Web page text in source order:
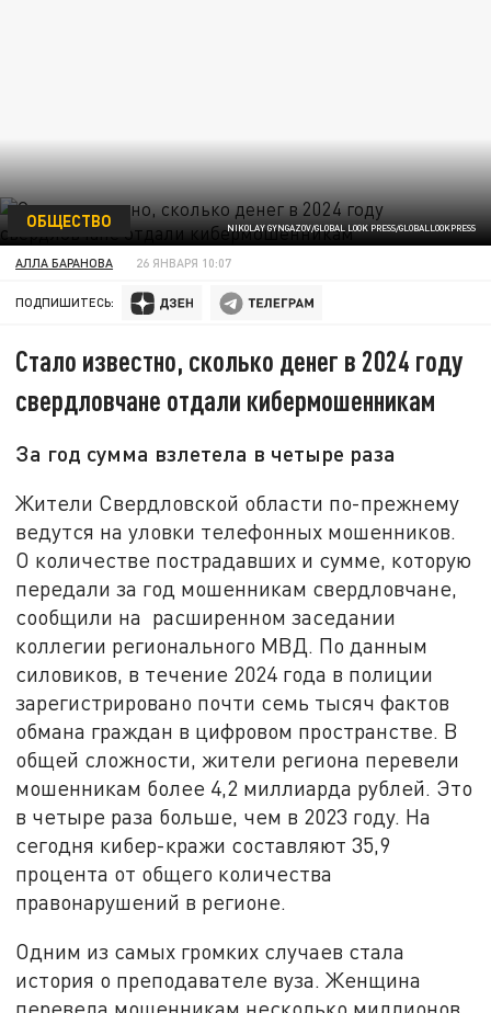
NIKOLAY GYNGAZOV/GLOBAL LOOK PRESS/GLOBALLOOKPRESS
ОБЩЕСТВО
АЛЛА БАРАНОВА 26 ЯНВАРЯ 10:07
ПОДПИШИТЕСЬ:
Стало известно, сколько денег в 2024 году
свердловчане отдали кибермошенникам
За год сумма взлетела в четыре раза
Жители Свердловской области по-прежнему
ведутся на уловки телефонных мошенников.
О количестве пострадавших и сумме, которую
передали за год мошенникам свердловчане,
сообщили на расширенном заседании
коллегии регионального МВД. По данным
силовиков, в течение 2024 года в полиции
зарегистрировано почти семь тысяч фактов
обмана граждан в цифровом пространстве. В
общей сложности, жители региона перевели
мошенникам более 4,2 миллиарда рублей. Это
в четыре раза больше, чем в 2023 году. На
сегодня кибер-кражи составляют 35,9
процента от общего количества
правонарушений в регионе.
Одним из самых громких случаев стала
история о преподавателе вуза. Женщина